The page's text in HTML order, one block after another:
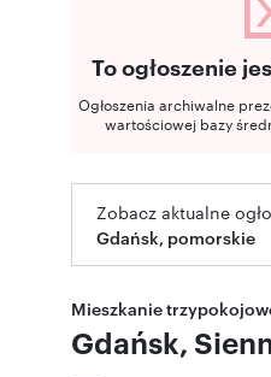
To ogłoszenie
Ogłoszenia archiwalne
wartościowej bazy
Zobacz aktualne
Gdańsk, pomorskie
Mieszkanie
Gdańsk,